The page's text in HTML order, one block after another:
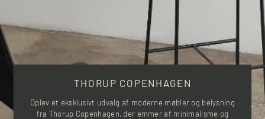
THORUP COPENHAGEN
Oplev et eksklusivt udvalg af moderne møbler og belysning
fra Thorup Copenhagen, der emmer af minimalisme og